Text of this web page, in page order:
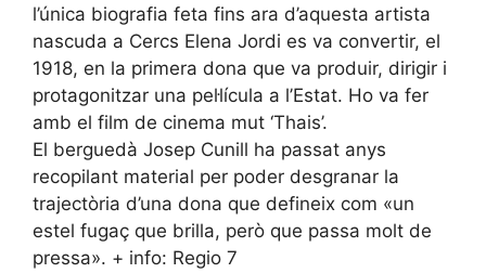
l’única biografia feta fins ara d’aquesta artista
nascuda a Cercs Elena Jordi es va convertir, el
1918, en la primera dona que va produir, dirigir i
protagonitzar una pel·lícula a l’Estat. Ho va fer
amb el film de cinema mut ‘Thais’.
El berguedà Josep Cunill ha passat anys
recopilant material per poder desgranar la
trajectòria d’una dona que defineix com «un
estel fugaç que brilla, però que passa molt de
pressa». + info: Regio 7